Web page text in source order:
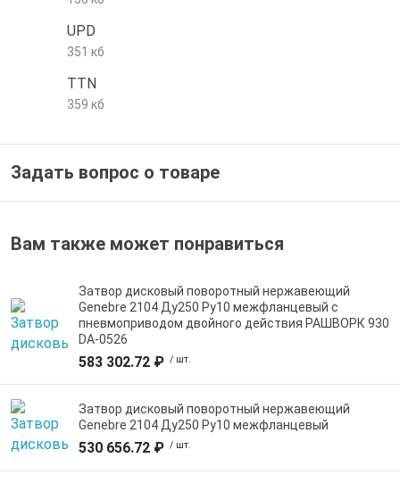
трубы и фитинги
UPD
351 кб
TTN
359 кб
Задать вопрос о товаре
Вам также может понравиться
Затвор дисковый поворотный нержавеющий
Genebre 2104 Ду250 Ру10 межфланцевый с
пневмоприводом двойного действия РАШВОРК 930
DA-0526
583 302.72 ₽ / шт.
Затвор дисковый поворотный нержавеющий
Genebre 2104 Ду250 Ру10 межфланцевый
530 656.72 ₽ / шт.